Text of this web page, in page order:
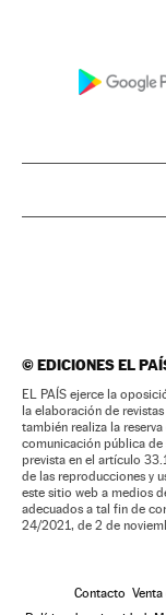
©EDICIONES EL
EL PAÍS ejerce la
la elaboración de
también realiza la
comunicación pública de
prevista en el artículo
de las reproducciones y
este sitio web a medios
adecuados a tal fin de
24/2021, de 2 de
Contacto